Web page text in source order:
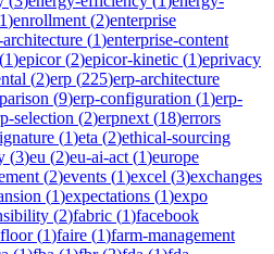
1)enrollment (2)enterprise
(1)enterprise-content
(1)epicor(2)epicor-kinetic (1)eprivacy
(2)erp (225)erp-architecture
(9)erp-configuration (1)erp-
selection (2)erpnext (18)errors
(1)eta (2)ethical-sourcing
(3)eu (2)eu-ai-act (1)europe
(2)events (1)excel (3)exchanges
(1)expectations (1)expo
(2)fabric (1)facebook
(1)faire (1)farm-management